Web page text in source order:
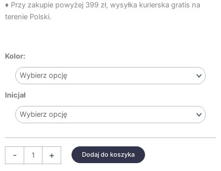
♦ Przy zakupie powyżej 399 zł, wysyłka kurierska gratis na
terenie Polski.
Kolor:
Inicjał
-
PODUSZKA
INICJAŁEM
FALBANKĄ
+ Dodaj do koszyka